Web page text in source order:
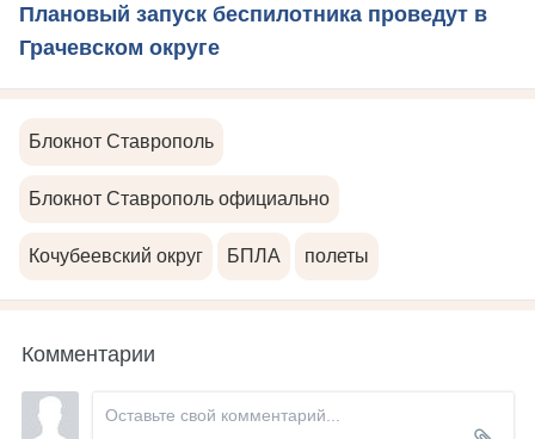
Плановый запуск беспилотника проведут в
Грачевском округе
Блокнот Ставрополь
Блокнот Ставрополь официально
Кочубеевский округ БПЛА полеты
Комментарии